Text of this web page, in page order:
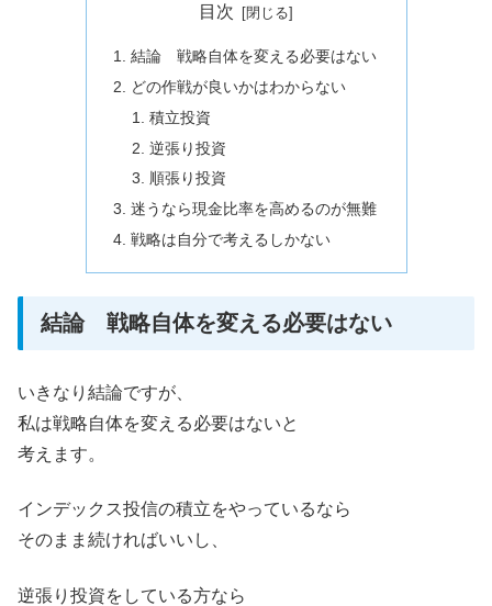
目次
結論 戦略自体を変える必要はない
どの作戦が良いかはわからない
積立投資
逆張り投資
順張り投資
迷うなら現金比率を高めるのが無難
戦略は自分で考えるしかない
結論 戦略自体を変える必要はない
いきなり結論ですが、
私は戦略自体を変える必要はないと
考えます。
インデックス投信の積立をやっているなら
そのまま続ければいいし、
逆張り投資をしている方なら